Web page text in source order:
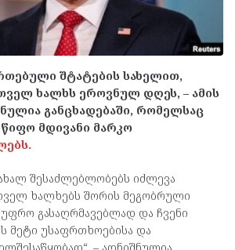
შტატების სახელით,
ხალხს ეროვნულ დღეს, – ამის
განცხადებაში, რომელსაც
მდივანი მარკო
შესაძლებლობებს იძლევა
ხალხებს შორის მეგობრული
უფრო გასაღრმავებლად და ჩვენი
მეტი უსაფრთხოებისა და